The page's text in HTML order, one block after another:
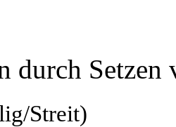
durch
Streit)